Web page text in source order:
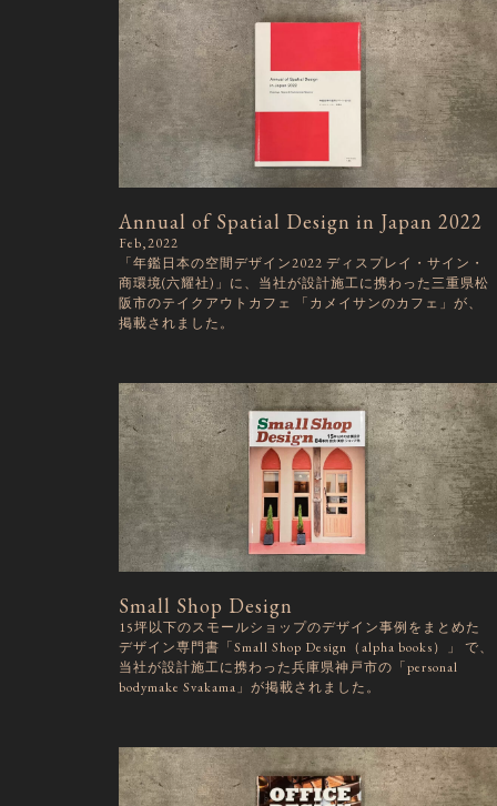
Annual of Spatial Design in Japan 2022
Feb,2022
「年鑑日本の空間デザイン2022 ディスプレイ・サイン・
商環境(六耀社)」に、当社が設計施工に携わった三重県松
阪市のテイクアウトカフェ 「カメイサンのカフェ」が、
掲載されました。
Small Shop Design
15坪以下のスモールショップのデザイン事例をまとめた
デザイン専門書「Small Shop Design（alpha books）」 で、
当社が設計施工に携わった兵庫県神戸市の「personal
bodymake Svakama」が掲載されました。